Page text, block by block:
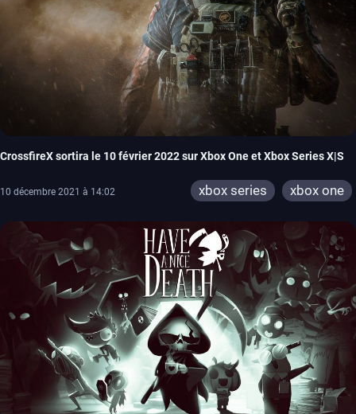
CrossfireX sortira le 10 février 2022 sur Xbox One et Xbox Series X|S
10 décembre 2021 à 14:02 xbox series xbox one